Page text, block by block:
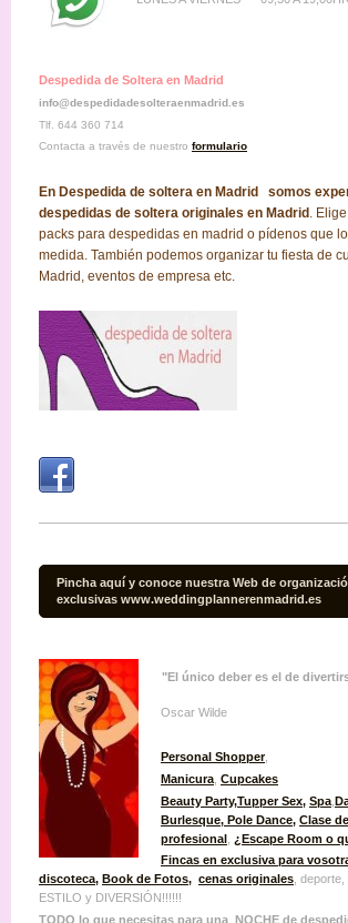
Despedida de Soltera en Madrid
info@despedidadesolteraenmadrid.es
Tlf. 644 360 714
Contacta a través de nuestro formulario
En Despedida de soltera en Madrid somos
despedidas de soltera originales en Madrid .
packs para despedidas en madrid o pídenos que
medida. También podemos organizar tu fiesta de
Madrid, eventos de empresa etc.
Pincha aquí y conoce nuestra Web de
exclusivas www.weddingplannerenmadrid.es
"El único deber es el de
Oscar Wilde
Personal Shopper,
Manicura Cupcakes
Beauty Party,Tupper Sex, Spa
Burlesque, Pole Dance, Clase
profesional ¿Escape Room o
Fincas en exclusiva para
discoteca, Book de Fotos, cenas originales ,
ESTILO y DIVERSIÓN!!!!!!
TODO lo que necesitas para una NOCHE de